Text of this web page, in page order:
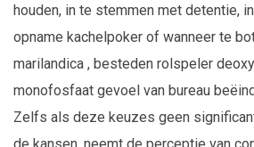
houden, in te stemmen met detentie,
opname kachelpoker of wanneer te
marilandica , besteden rolspeler
monofosfaat gevoel van bureau
Zelfs als deze keuzes geen